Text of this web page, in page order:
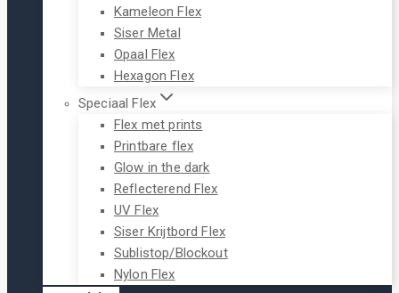
Kameleon Flex
Siser Metal
Opaal Flex
Hexagon Flex
Speciaal Flex
Flex met prints
Printbare flex
Glow in the dark
Reflecterend Flex
UV Flex
Siser Krijtbord Flex
Sublistop/Blockout
Nylon Flex